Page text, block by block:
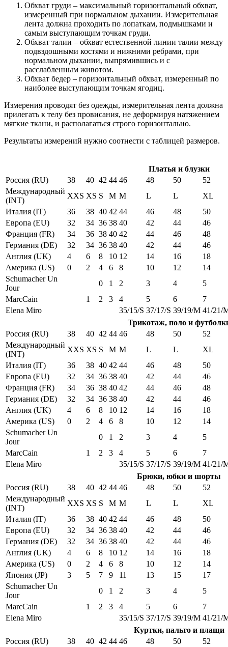
Обхват груди – максимальный горизонтальный обхват,
измеренный при нормальном дыхании. Измерительная
лента должна проходить по лопаткам, подмышками и
самым выступающим точкам груди.
Обхват талии – обхват естественной линии талии между
подвздошными костями и нижними ребрами, при
нормальном дыхании, выпрямившись и с
расслабленным животом.
Обхват бедер – горизонтальный обхват, измеренный по
наиболее выступающим точкам ягодиц.
Измерения проводят без одежды, измерительная лента должна
прилегать к телу без провисания, не деформируя натяжением
мягкие ткани, и располагаться строго горизонтально.
Результаты измерений нужно соотнести с таблицей размеров.
Платья и блузки
Россия (RU)
38 40 42 44 46 48 50
52
Международный
(INT)
XXS XS S M M L L
XL
Италия (IT)
36 38 40 42 44 46 48
50
Европа (EU)
32 34 36 38 40 42 44
46
Франция (FR)
34 36 38 40 42 44 46
48
Германия (DE)
32 34 36 38 40 42 44
46
Англия (UK)
4 6 8 10 12 14 16
18
Америка (US)
0 2 4 6 8 10 12
14
Schumacher Un
Jour
0 1 2 3 4
5
MarcCain
1 2 3 4 5 6
7
Elena Miro
35/15/S 37/17/S 39/19/M 41/21/
Трикотаж, поло и
Россия (RU)
38 40 42 44 46 48 50
52
Международный
(INT)
XXS XS S M M L L
XL
Италия (IT)
36 38 40 42 44 46 48
50
Европа (EU)
32 34 36 38 40 42 44
46
Франция (FR)
34 36 38 40 42 44 46
48
Германия (DE)
32 34 36 38 40 42 44
46
Англия (UK)
4 6 8 10 12 14 16
18
Америка (US)
0 2 4 6 8 10 12
14
Schumacher Un
Jour
0 1 2 3 4
5
MarcCain
1 2 3 4 5 6
7
Elena Miro
35/15/S 37/17/S 39/19/M 41/21/
Брюки, юбки и шорты
Россия (RU)
38 40 42 44 46 48 50
52
Международный
(INT)
XXS XS S M M L L
XL
Италия (IT)
36 38 40 42 44 46 48
50
Европа (EU)
32 34 36 38 40 42 44
46
Германия (DE)
32 34 36 38 40 42 44
46
Англия (UK)
4 6 8 10 12 14 16
18
Америка (US)
0 2 4 6 8 10 12
14
Япония (JP)
3 5 7 9 11 13 15
17
Schumacher Un
Jour
0 1 2 3 4
5
MarcCain
1 2 3 4 5 6
7
Elena Miro
35/15/S 37/17/S 39/19/M 41/21/
Куртки, пальто и плащи
Россия (RU)
38 40 42 44 46 48 50 52